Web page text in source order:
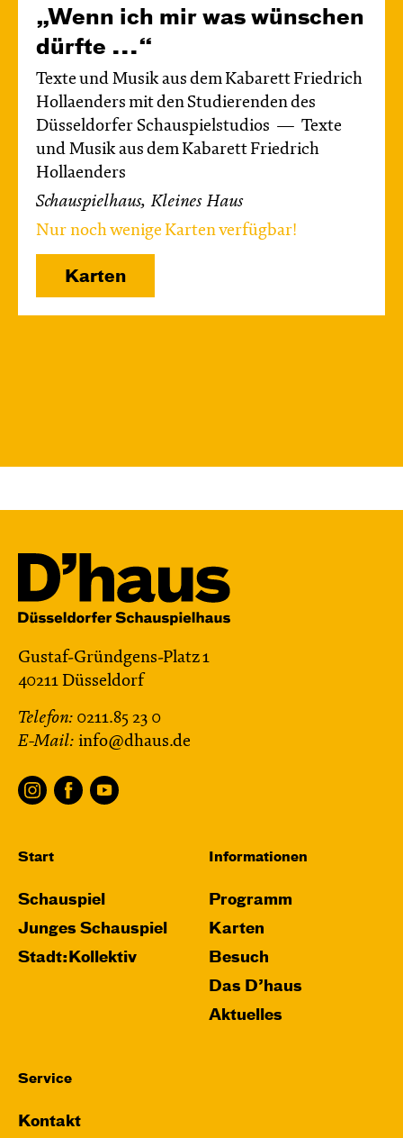
„Wenn ich mir was wünschen
dürfte ...“
Texte und Musik aus dem Kabarett Friedrich
Hollaenders mit den Studierenden des
Düsseldorfer Schauspielstudios
Texte
und Musik aus dem Kabarett Friedrich
Hollaenders
Schauspielhaus, Kleines Haus
Nur noch wenige Karten verfügbar!
Karten
Gustaf-Gründgens-Platz 1
40211 Düsseldorf
Telefon: 0211.85 23 0
E-Mail: info@dhaus.de
Start
Schauspiel
Junges Schauspiel
Stadt:Kollektiv
Informationen
Programm
Karten
Besuch
Das D’haus
Aktuelles
Service
Kontakt